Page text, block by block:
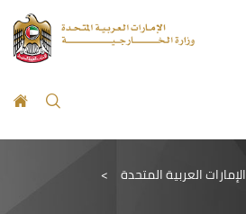
الإمارات العربية المتحدة >